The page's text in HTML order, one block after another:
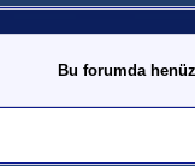
Bu forumda